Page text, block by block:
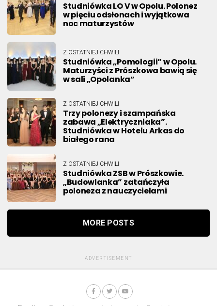
Studniówka LO V w Opolu. Polonez
w pięciu odsłonach i wyjątkowa
noc maturzystów
Z OSTATNIEJ CHWILI
Studniówka „Pomologii” w Opolu.
Maturzyści z Prószkowa bawią się
w sali „Opolanka”
Z OSTATNIEJ CHWILI
Trzy polonezy i szampańska
zabawa „Elektryczniaka”.
Studniówka w Hotelu Arkas do
białego rana
Z OSTATNIEJ CHWILI
Studniówka ZSB w Prószkowie.
„Budowlanka” zatańczyła
poloneza z nauczycielami
MORE POSTS
ADVERTISEMENT